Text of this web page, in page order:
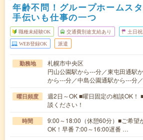
年齢不問！グループホームス
手伝いも仕事の一つ
職種未経験OK 交通費別途支給あり 土日
WEB登録OK 派遣
勤務地
札幌市中央区
円山公園駅から---分／東屯田通駅
から---分／中島公園通駅から---分
曜日頻度
週2日～OK ■曜日固定の相談OK！
談ください！
時間
9:00～18:00（休憩60分）■ご希望
OK！早番 7:00～16:00遅番 …